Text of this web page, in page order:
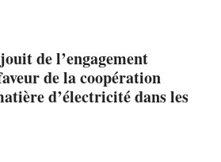
de l’engagement
de la coopération
d’électricité dans les